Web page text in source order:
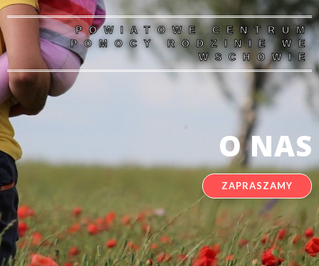
POWIATOWE CENTRUM
POMOCY RODZINIE WE
WSCHOWIE
O NAS
ZAPRASZAMY